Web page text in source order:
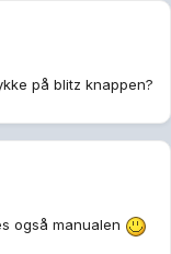
på blitz knappen?
også manualen